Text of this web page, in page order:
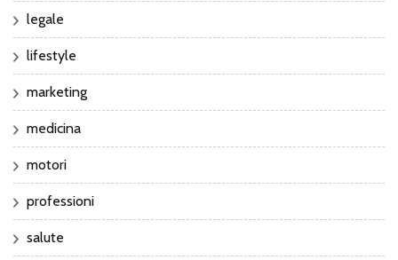
legale
lifestyle
marketing
medicina
motori
professioni
salute